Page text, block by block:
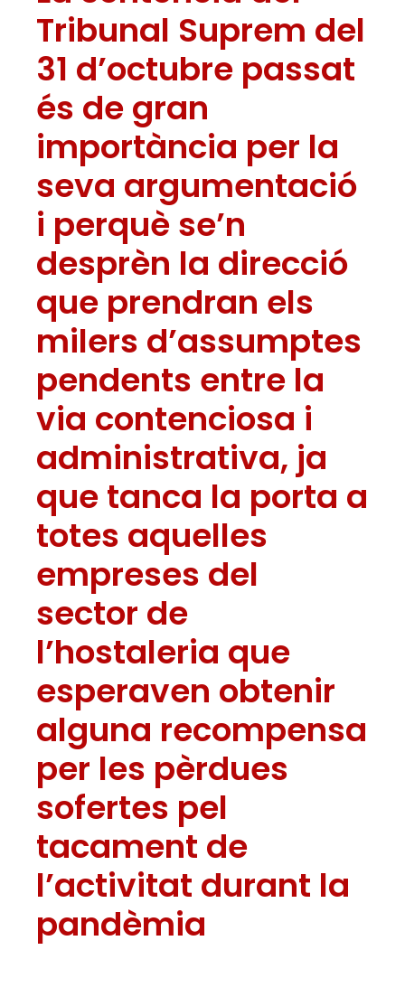
Tribunal Suprem del
31 d’octubre passat
és de gran
importància per la
seva argumentació
i perquè se’n
desprèn la direcció
que prendran els
milers d’assumptes
pendents entre la
via contenciosa i
administrativa, ja
que tanca la porta a
totes aquelles
empreses del
sector de
l’hostaleria que
esperaven obtenir
alguna recompensa
per les pèrdues
sofertes pel
tacament de
l’activitat durant la
pandèmia